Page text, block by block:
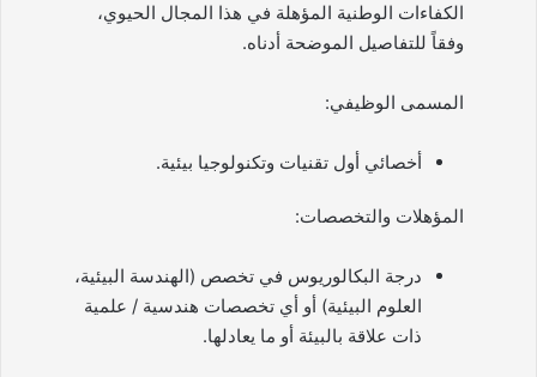
الكفاءات الوطنية المؤهلة في هذا المجال الحيوي،
وفقاً للتفاصيل الموضحة أدناه.
المسمى الوظيفي:
أخصائي أول تقنيات وتكنولوجيا بيئية.
المؤهلات والتخصصات:
درجة البكالوريوس في تخصص (الهندسة البيئية،
العلوم البيئية) أو أي تخصصات هندسية / علمية
ذات علاقة بالبيئة أو ما يعادلها.